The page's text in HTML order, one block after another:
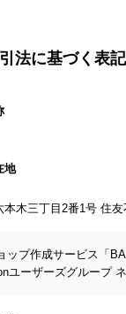
法に基づく表記
地
本木三丁目2番1号 住
ップ作成サービス「
ユーザーズグループ